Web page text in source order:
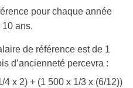
pour chaque année
ans.
de référence est de 1
d’ancienneté percevra :
4 x 2) + (1 500 x 1/3 x (6/12))